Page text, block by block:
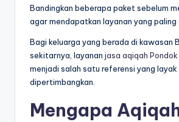
Bandingkan beberapa paket sebelum
agar mendapatkan layanan yang paling
Bagi keluarga yang berada di kawasan
sekitarnya, layanan jasa aqiqah Pondok
menjadi salah satu referensi yang layak
dipertimbangkan.
Mengapa